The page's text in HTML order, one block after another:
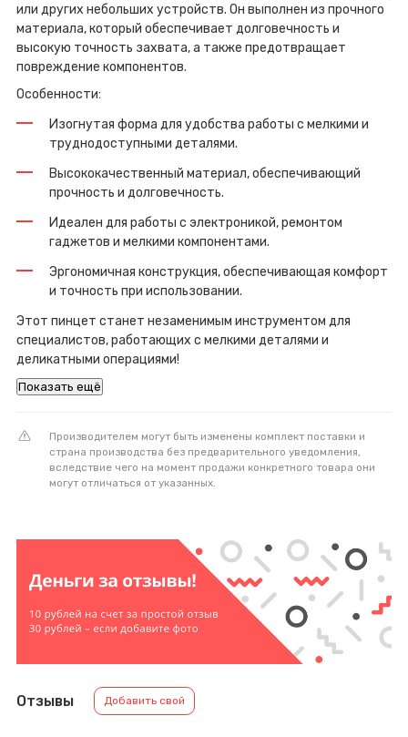
или других небольших устройств. Он выполнен из прочного
материала, который обеспечивает долговечность и
высокую точность захвата, а также предотвращает
повреждение компонентов.
Особенности:
Изогнутая форма для удобства работы с мелкими и
труднодоступными деталями.
Высококачественный материал, обеспечивающий
прочность и долговечность.
Идеален для работы с электроникой, ремонтом
гаджетов и мелкими компонентами.
Эргономичная конструкция, обеспечивающая комфорт
и точность при использовании.
Этот пинцет станет незаменимым инструментом для
специалистов, работающих с мелкими деталями и
деликатными операциями!
Показать ещё
Производителем могут быть изменены комплект поставки и
страна производства без предварительного уведомления,
вследствие чего на момент продажи конкретного товара они
могут отличаться от указанных.
Отзывы Добавить свой